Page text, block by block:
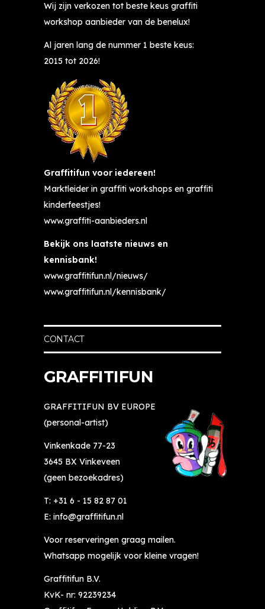
Wij zijn verkozen tot beste keus graffiti
workshop aanbieder van de benelux!
Al jaren lang de nummer 1 beste keus:
2015 tot 2026!
Graffitifun voor iedereen!
Marktleider in graffiti workshops en graffiti
kinderfeestjes!
www.graffiti-aanbieders.nl
Bekijk ons laatste nieuws en
kennisbank!
www.graffitifun.nl/nieuws/
www.graffitifun.nl/kennisbank/
CONTACT
GRAFFITIFUN
GRAFFITIFUN BV EUROPE
(personal-artist)
Vinkenkade 77-23
3645 BX Vinkeveen
(geen bezoekadres)
T: +31 6 - 15 82 87 01
E: info@graffitifun.nl
Voor reserveringen graag mailen.
Whatsapp mogelijk voor kleine vragen!
Graffitifun B.V.
KvK- nr: 92239234